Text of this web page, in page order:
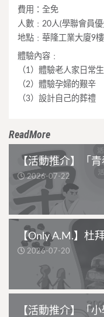
費用：全免
人數﹕20人(學聯會員優
地點﹕華隆工業大廈9樓
體驗內容﹕
（1）體驗老人家日常
（2）體驗孕婦的艱辛
（3）設計自己的葬禮
ReadMore
【活動推介】「
2026-07-22
【Only A.M.】杜
2026-07-20
【活動推介】「